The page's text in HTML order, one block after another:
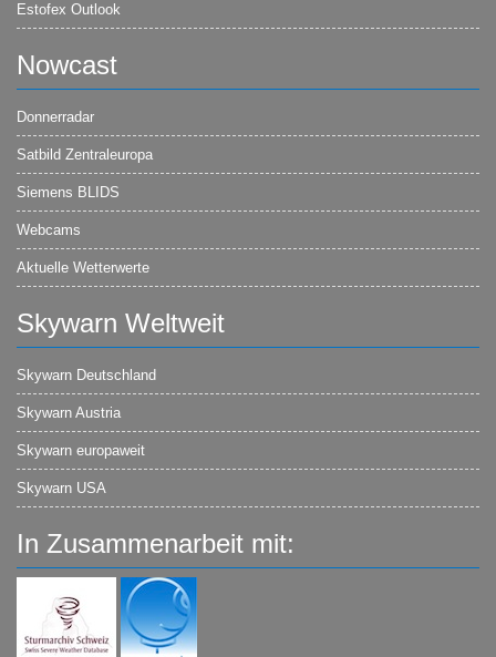
Estofex Outlook
Nowcast
Donnerradar
Satbild Zentraleuropa
Siemens BLIDS
Webcams
Aktuelle Wetterwerte
Skywarn Weltweit
Skywarn Deutschland
Skywarn Austria
Skywarn europaweit
Skywarn USA
In Zusammenarbeit mit: